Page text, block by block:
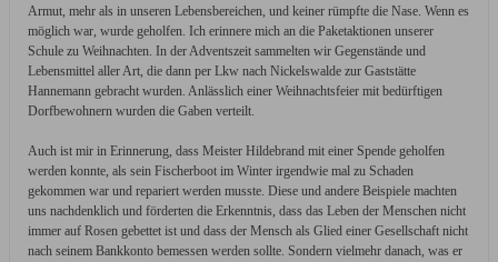
Armut, mehr als in unseren Lebensbereichen, und keiner rümpfte die Nase. Wenn es
möglich war, wurde geholfen. Ich erinnere mich an die Paketaktionen unserer
Schule zu Weihnachten. In der Adventszeit sammelten wir Gegenstände und
Lebensmittel aller Art, die dann per Lkw nach Nickelswalde zur Gaststätte
Hannemann gebracht wurden. Anlässlich einer Weihnachtsfeier mit bedürftigen
Dorfbewohnern wurden die Gaben verteilt.
Auch ist mir in Erinnerung, dass Meister Hildebrand mit einer Spende geholfen
werden konnte, als sein Fischerboot im Winter irgendwie mal zu Schaden
gekommen war und repariert werden musste. Diese und andere Beispiele machten
uns nachdenklich und förderten die Erkenntnis, dass das Leben der Menschen nicht
immer auf Rosen gebettet ist und dass der Mensch als Glied einer Gesellschaft nicht
nach seinem Bankkonto bemessen werden sollte. Sondern vielmehr danach, was er